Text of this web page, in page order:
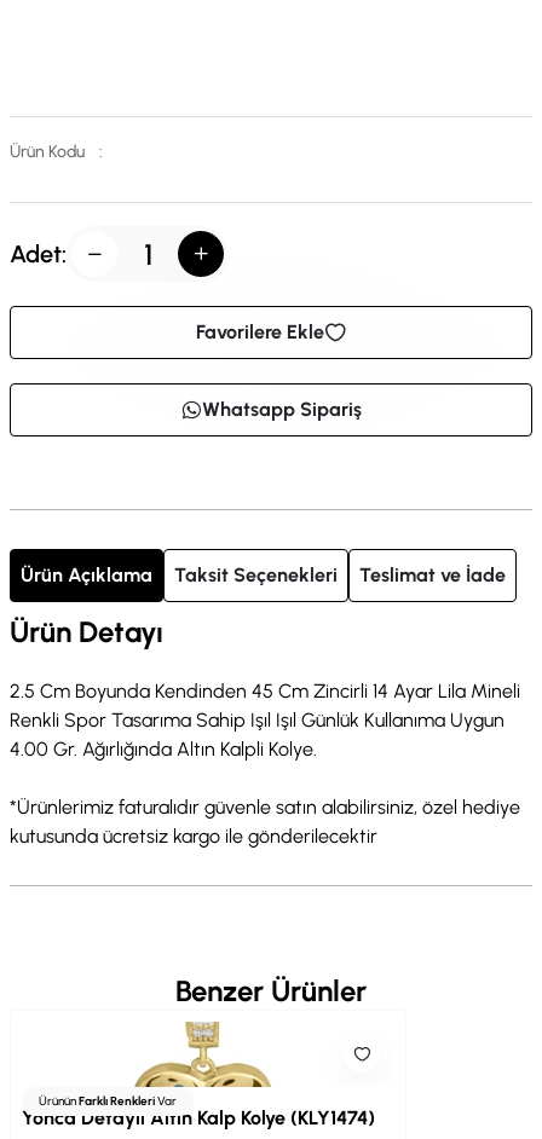
Ürün Kodu :
Adet:
Favorilere Ekle
Whatsapp Sipariş
Ürün Açıklama Taksit Seçenekleri Teslimat ve İade
Ürün Detayı
2.5 Cm Boyunda Kendinden 45 Cm Zincirli 14 Ayar Lila Mineli
Renkli Spor Tasarıma Sahip Işıl Işıl Günlük Kullanıma Uygun
4.00 Gr. Ağırlığında Altın Kalpli Kolye.
*Ürünlerimiz faturalıdır güvenle satın alabilirsiniz, özel hediye
kutusunda ücretsiz kargo ile gönderilecektir
Benzer Ürünler
ÜrününFarklı RenkleriVar
Yonca Detaylı Altın Kalp Kolye (KLY1474)